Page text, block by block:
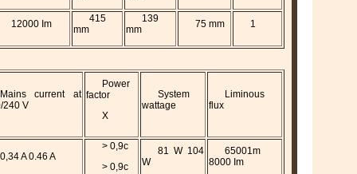
12000 Im
415
mm
139
mm
75 mm 1
Mains current at
240 V
Power
factor
X
System
wattage
Liminous
flux
0,34 A 0.46 A
> 0,9c
> 0,9c
81 W 104
W
65001m
8000 Im